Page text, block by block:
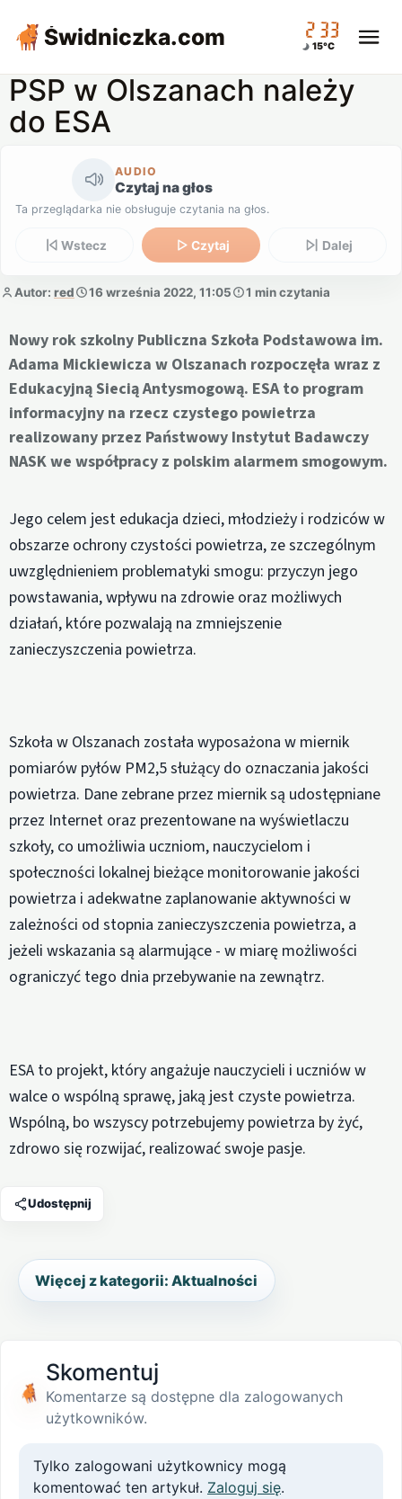
Świdniczka.com 02:33
15°C
PSP w Olszanach należy
do ESA
AUDIO
Czytaj na głos
Ta przeglądarka nie obsługuje czytania na głos.
Wstecz Czytaj Dalej
Autor: red 16 września 2022, 11:05 1 min czytania
Nowy rok szkolny Publiczna Szkoła Podstawowa im.
Adama Mickiewicza w Olszanach rozpoczęła wraz z
Edukacyjną Siecią Antysmogową. ESA to program
informacyjny na rzecz czystego powietrza
realizowany przez Państwowy Instytut Badawczy
NASK we współpracy z polskim alarmem smogowym.
Jego celem jest edukacja dzieci, młodzieży i rodziców w
obszarze ochrony czystości powietrza, ze szczególnym
uwzględnieniem problematyki smogu: przyczyn jego
powstawania, wpływu na zdrowie oraz możliwych
działań, które pozwalają na zmniejszenie
zanieczyszczenia powietrza.
Szkoła w Olszanach została wyposażona w miernik
pomiarów pyłów PM2,5 służący do oznaczania jakości
powietrza. Dane zebrane przez miernik są udostępniane
przez Internet oraz prezentowane na wyświetlaczu
szkoły, co umożliwia uczniom, nauczycielom i
społeczności lokalnej bieżące monitorowanie jakości
powietrza i adekwatne zaplanowanie aktywności w
zależności od stopnia zanieczyszczenia powietrza, a
jeżeli wskazania są alarmujące - w miarę możliwości
ograniczyć tego dnia przebywanie na zewnątrz.
ESA to projekt, który angażuje nauczycieli i uczniów w
walce o wspólną sprawę, jaką jest czyste powietrza.
Wspólną, bo wszyscy potrzebujemy powietrza by żyć,
zdrowo się rozwijać, realizować swoje pasje.
Udostępnij
Więcej z kategorii: Aktualności
Skomentuj
Komentarze są dostępne dla zalogowanych
użytkowników.
Tylko zalogowani użytkownicy mogą
komentować ten artykuł. Zaloguj się.